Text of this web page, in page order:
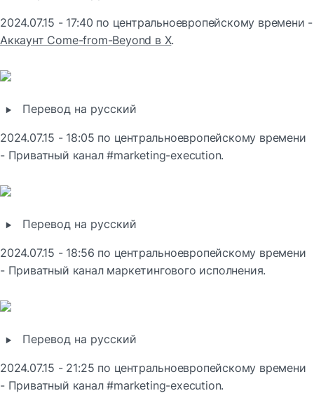
Аккаунт Come-from-Beyond в X.
‣ Перевод на русский
2024.07.15 - 18:05 по центральноевропейскому времени
- Приватный канал #marketing-execution.
‣ Перевод на русский
2024.07.15 - 18:56 по центральноевропейскому времени
- Приватный канал маркетингового исполнения.
‣ Перевод на русский
2024.07.15 - 21:25 по центральноевропейскому времени
- Приватный канал #marketing-execution.